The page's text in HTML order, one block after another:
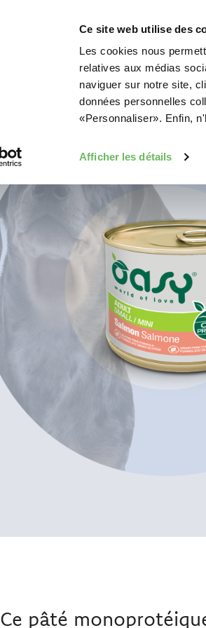
Ce site web utilise des
Les cookies nous
relatives aux médias
naviguer sur notre site,
données personnelles
«Personnaliser». Enfin,
Afficher les détails
Ce pâté